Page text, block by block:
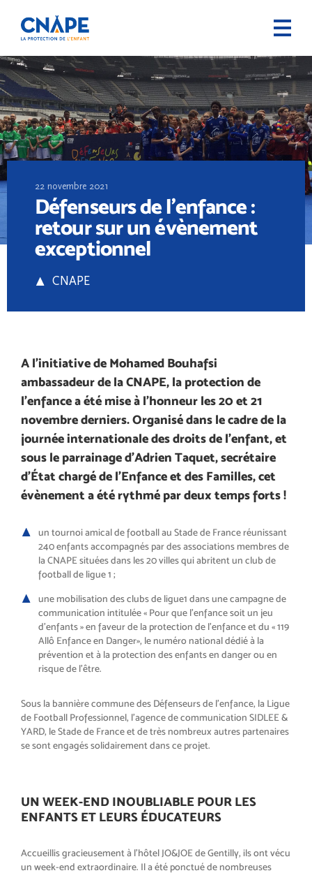
22 novembre 2021
Défenseurs de l’enfance :
retour sur un évènement
exceptionnel
CNAPE
A l’initiative de Mohamed Bouhafsi
ambassadeur de la CNAPE, la protection de
l’enfance a été mise à l’honneur les 20 et 21
novembre derniers. Organisé dans le cadre de la
journée internationale des droits de l’enfant, et
sous le parrainaged’Adrien Taquet, secrétaire
d’État chargé de l’Enfance et des Familles,cet
évènement a été rythmé par deuxtemps forts!
un tournoi amical de football au Stade de France réunissant
240 enfants accompagnés par des associations membres de
la CNAPE situées dans les 20 villes qui abritent un club de
football de ligue 1 ;
une mobilisation des clubs de ligue1 dans une campagne de
communication intitulée « Pour que l’enfance soit un jeu
d’enfants»en faveur de la protection de l’enfance et du «119
Allô Enfance en Danger», le numéro national dédiéà la
prévention et à la protection des enfants en danger ou en
risquede l’être.
Sous la bannière commune des Défenseurs de l’enfance, la Ligue
de Football Professionnel, l’agence decommunication SIDLEE &
YARD, leStade de France et de très nombreux autres partenaires
se sont engagéssolidairement dans ce projet.
UN WEEK-END INOUBLIABLE POUR LES
ENFANTS ET LEURS ÉDUCATEURS
Accueillis gracieusement à l’hôtel JO&JOE de Gentilly, ils ont vécu
un week-end extraordinaire. Il a été ponctué de nombreuses